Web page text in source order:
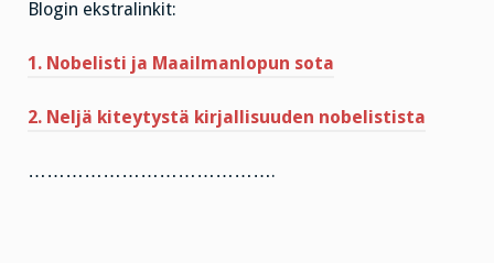
Blogin ekstralinkit:
1. Nobelisti ja Maailmanlopun sota
2. Neljä kiteytystä kirjallisuuden nobelistista
………………………………….